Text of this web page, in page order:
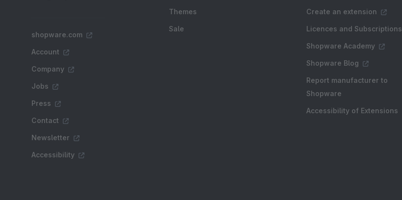
shopware.com
Account
Company
Jobs
Press
Contact
Newsletter
Accessibility
Themes
Sale
Create an extension
Licences and Subscriptions
Shopware Academy
Shopware Blog
Report manufacturer to
Shopware
Accessibility of Extensions